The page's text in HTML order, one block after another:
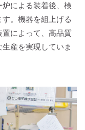
による装着後、検
。機器を組上げる
によって、高品質
産を実現していま